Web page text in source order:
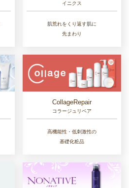
イニクス
肌荒れをくり返す肌に
先まわり
CollageRepair
コラージュリペア
高機能性・低刺激性の
基礎化粧品